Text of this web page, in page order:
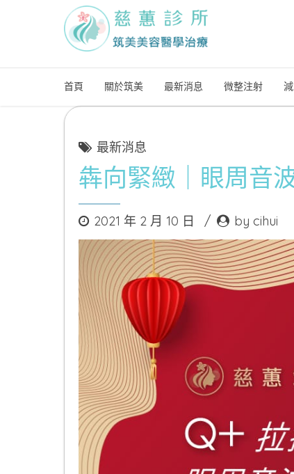
首頁 關於筑美 最新消息 微整注射
最新消息
犇向緊緻｜眼周音
2021 年 2 月 10 日 by cihui